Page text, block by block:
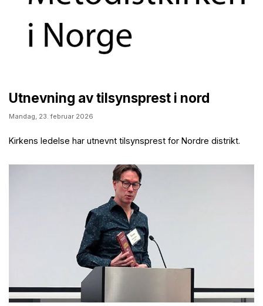
Utnevning av tilsynsprest i nord
Mandag, 23. februar 2026
Kirkens ledelse har utnevnt tilsynsprest for Nordre distrikt.